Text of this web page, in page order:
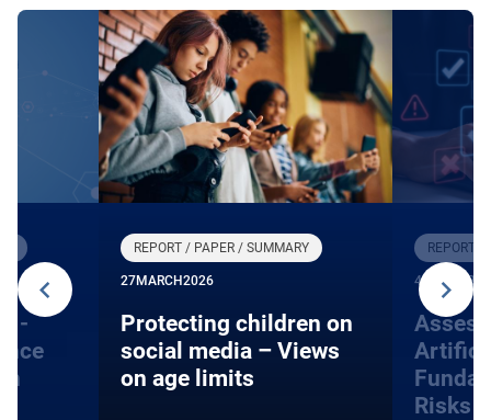
-
REPORT / PAPER / SUMMARY
27MARCH2026
Protecting children on
social media – Views
on age limits
REPORT /
4DECEMBER
Risks